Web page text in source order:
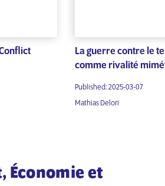
La guerre contre le
comme rivalité
Published: 2025-03-07
Mathias Delori
Économie et